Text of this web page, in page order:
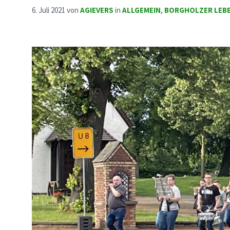
6. Juli 2021 von AGIEVERS in ALLGEMEIN, BORGHOLZER